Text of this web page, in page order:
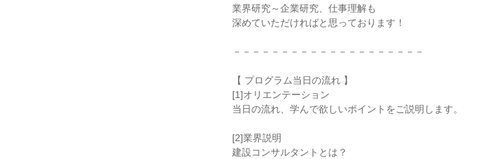
業界研究～企業研究、仕事理解も
深めていただければと思っております！
－－－－－－－－－－－－－－－－－－－－
【 プログラム当日の流れ 】
[1]オリエンテーション
当日の流れ、学んで欲しいポイントをご説明します。
[2]業界説明
建設コンサルタントとは？